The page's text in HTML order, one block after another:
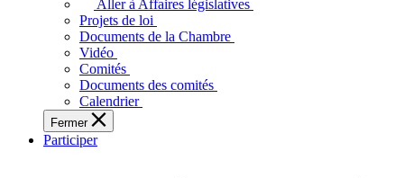
touchent
des
Ontariennes
et
Aller à Affaires législatives
Projets de loi
Documents de la Chambre
Vidéo
Comités
Documents des comités
Calendrier
Fermer
Participer